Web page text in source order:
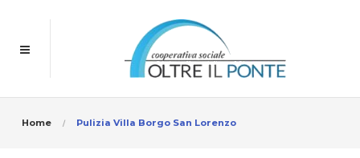
Home Pulizia Villa Borgo San Lorenzo